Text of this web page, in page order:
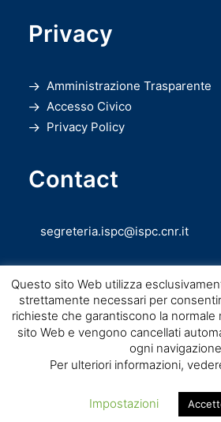
Privacy
Amministrazione Trasparente
Accesso Civico
Privacy Policy
Contact
segreteria.ispc@ispc.cnr.it
Consiglio
Scienze del Patrimonio
Questo sito Web utilizza
strettamente necessari per
richieste che garantiscono la normale
sito Web e vengono cancellati
ogni
Per ulteriori informazioni,
Impostazioni